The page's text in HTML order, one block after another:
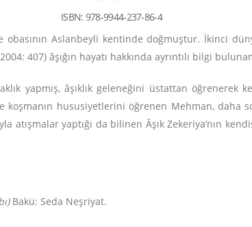
ISBN: 978-9944-237-86-4
obasının Aslanbeyli kentinde doğmuştur. İkinci
407) âşığın hayatı hakkında ayrıntılı bilgi
yapmış, âşıklık geleneğini üstattan öğrenerek
koşmanın hususiyetlerini öğrenen Mehman,
atışmalar yaptığı da bilinen Âşık Zekeriya’nın
Bakü: Seda Neşriyat.